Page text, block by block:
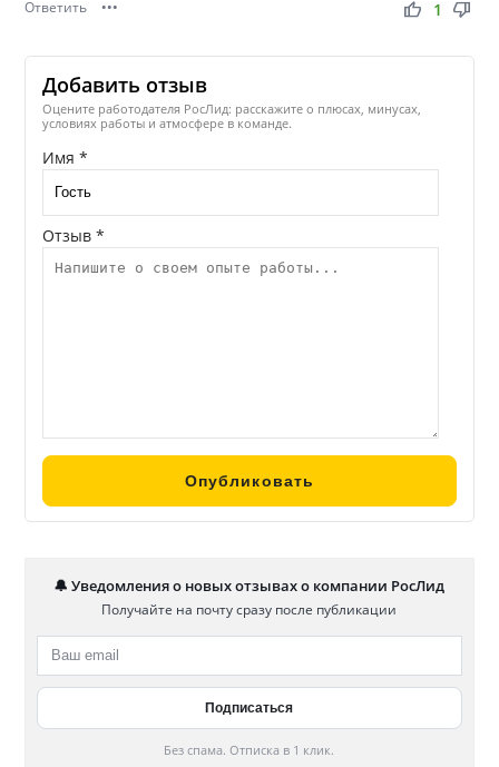
Ответить ••• thumb_up thumb_down
1
Добавить отзыв
Оцените работодателя РосЛид: расскажите о плюсах, минусах,
условиях работы и атмосфере в команде.
Имя *
Отзыв *
🔔 Уведомления о новых отзывах о компании РосЛид
Получайте на почту сразу после публикации
Без спама. Отписка в 1 клик.